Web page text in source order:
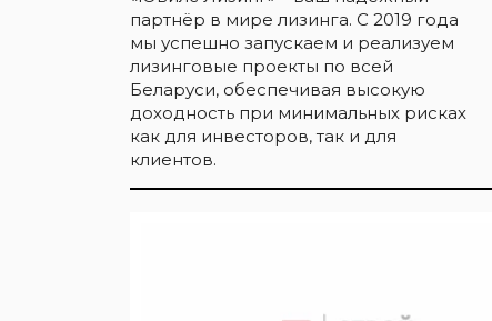
партнёр в мире лизинга. С 2019 года
мы успешно запускаем и реализуем
лизинговые проекты по всей
Беларуси, обеспечивая высокую
доходность при минимальных рисках
как для инвесторов, так и для
клиентов.